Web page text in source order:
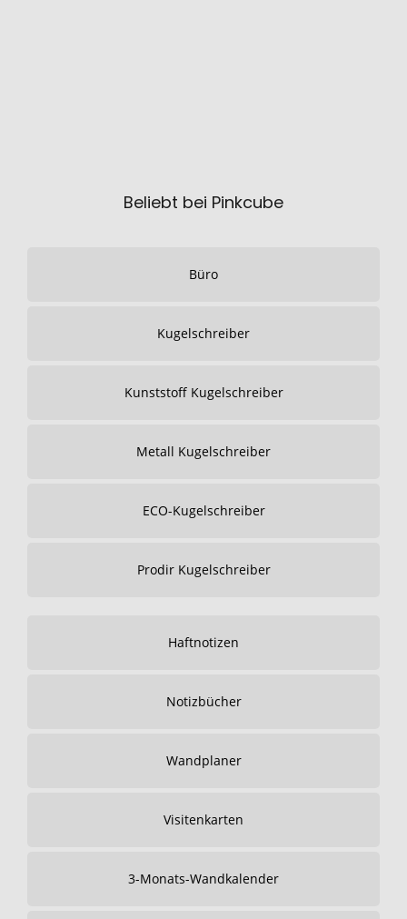
Beliebt bei Pinkcube
Büro
Kugelschreiber
Kunststoff Kugelschreiber
Metall Kugelschreiber
ECO-Kugelschreiber
Prodir Kugelschreiber
Haftnotizen
Notizbücher
Wandplaner
Visitenkarten
3-Monats-Wandkalender